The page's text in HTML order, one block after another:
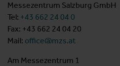
Messezentrum Salzburg GmbH
Tel: +43 662 24 04 0
Fax: +43 662 24 04 20
Mail: office@mzs.at
Am Messezentrum 1